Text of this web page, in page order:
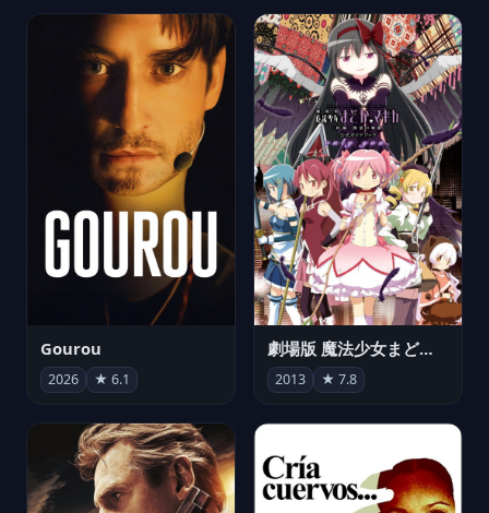
Gourou
2026 ★ 6.1
劇場版 魔法少女まどか☆マギカ[新編]叛逆の物語
2013 ★ 7.8